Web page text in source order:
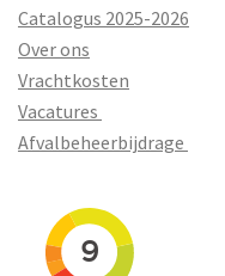
Catalogus 2025-2026
Over ons
Vrachtkosten
Vacatures
Afvalbeheerbijdrage